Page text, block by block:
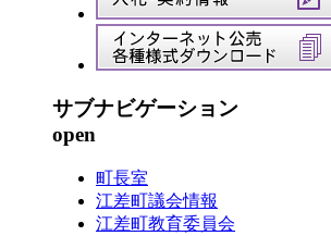
サブナビゲーション
open
町長室
江差町議会情報
江差町教育委員会